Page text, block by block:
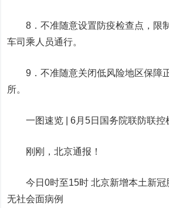
8．不准随意设置防疫检查点，限
车司乘人员通行。
9．不准随意关闭低风险地区保障
所。
一图速览 | 6月5日国务院联防联控
刚刚，北京通报！
今日0时至15时 北京新增本土新冠
无社会面病例